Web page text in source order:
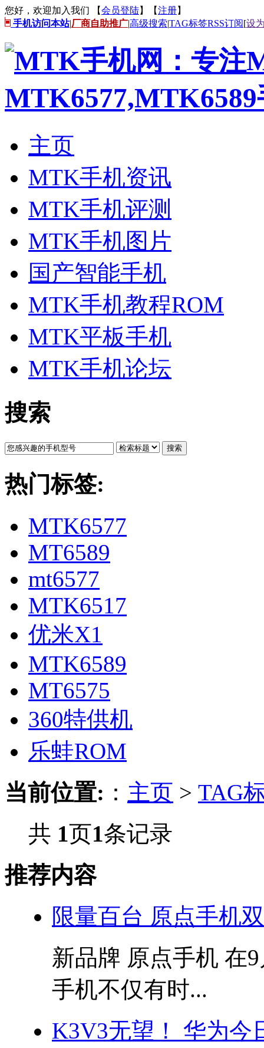
您好，欢迎加入我们 【会员登陆】【注册】
手机访问本站|厂商自助推广|高级搜索|TAG标签RSS订阅[设
主页
MTK手机资讯
MTK手机评测
MTK手机图片
国产智能手机
MTK手机教程ROM
MTK平板手机
MTK手机论坛
搜索
搜索
热门标签:
MTK6577
MT6589
mt6577
MTK6517
优米X1
MTK6589
MT6575
360特供机
乐蛙ROM
当前位置: ： 主页 > TAG
共 1页1条记录
推荐内容
限量百台 原点手机
新品牌 原点手机 在
手机不仅有时...
K3V3无望！ 华为